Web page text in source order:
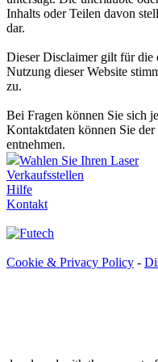
Inhalts oder Teilen davon
dar.
Dieser Disclaimer gilt für die
Nutzung dieser Website
zu.
Bei Fragen können Sie sich
Kontaktdaten können Sie
entnehmen.
Wahlen Sie Ihren Laser
Verkaufsstellen
Hilfe
Kontakt
Cookie & Privacy Policy -